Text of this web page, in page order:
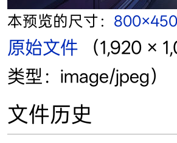
本预览的尺寸：
原始文件‎
（1,920 ×
类型：image/jpeg）
文件历史